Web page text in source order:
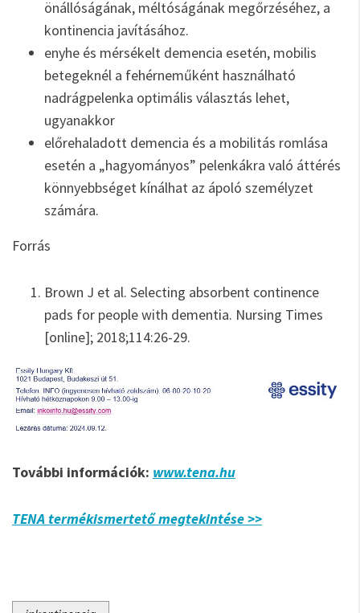
önállóságának, méltóságának megőrzéséhez, a
kontinencia javításához.
enyhe és mérsékelt demencia esetén, mobilis
betegeknél a fehérneműként használható
nadrágpelenka optimális választás lehet,
ugyanakkor
előrehaladott demencia és a mobilitás romlása
esetén a „hagyományos” pelenkákra való áttérés
könnyebbséget kínálhat az ápoló személyzet
számára.
Forrás
Brown J et al. Selecting absorbent continence
pads for people with dementia. Nursing Times
[online]; 2018;114:26-29.
További információk: www.tena.hu
TENA termékismertető megtekintése >>